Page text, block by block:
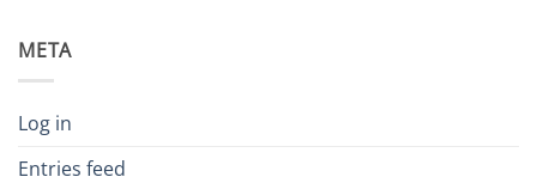
META
Log in
Entries feed